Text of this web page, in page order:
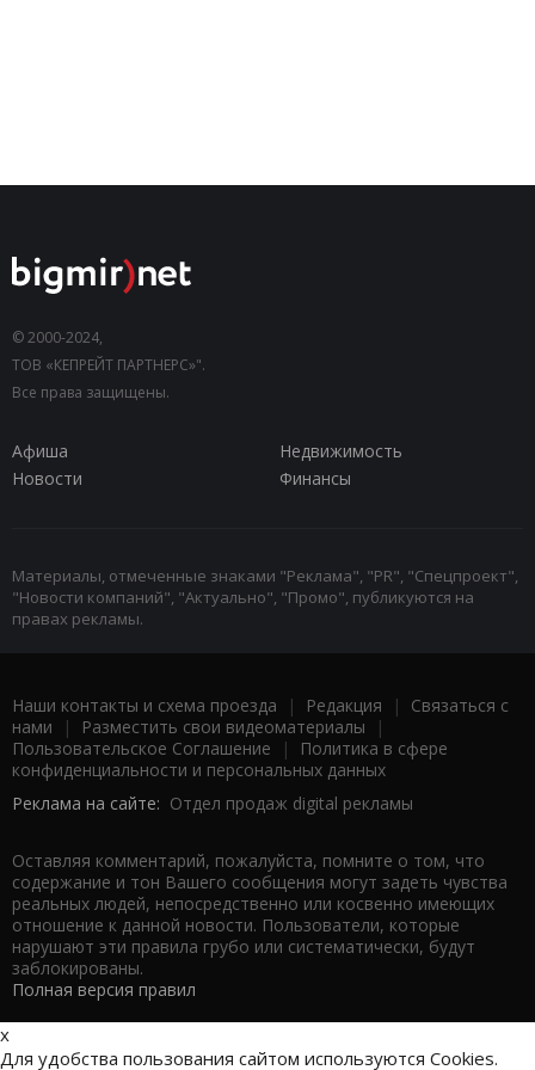
© 2000-2024,
ТОВ «КЕПРЕЙТ ПАРТНЕРС»".
Все права защищены.
Афиша
Недвижимость
Новости
Финансы
Материалы, отмеченные знаками "Реклама", "PR", "Спецпроект",
"Новости компаний", "Актуально", "Промо", публикуются на
правах рекламы.
Наши контакты и схема проезда | Редакция | Связаться с
нами | Разместить свои видеоматериалы |
Пользовательское Соглашение |
Политика в сфере
конфиденциальности и персональных данных
Реклама на сайте: Отдел продаж digital рекламы
Оставляя комментарий, пожалуйста, помните о том, что
содержание и тон Вашего сообщения могут задеть чувства
реальных людей, непосредственно или косвенно имеющих
отношение к данной новости. Пользователи, которые
нарушают эти правила грубо или систематически, будут
заблокированы.
Полная версия правил
x
Для удобства пользования сайтом используются Cookies.